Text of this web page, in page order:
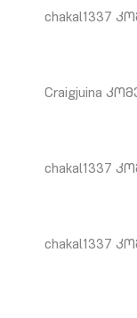
chakal1337
Craigjuina
chakal1337
chakal1337